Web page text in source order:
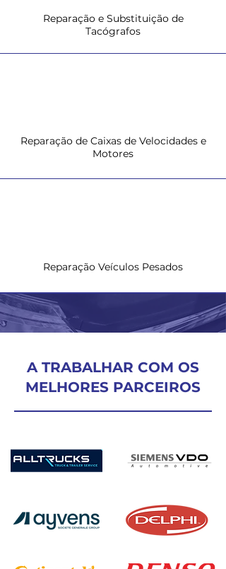
Reparação e Substituição de
Tacógrafos
Reparação de Caixas de Velocidades e
Motores
Reparação Veículos Pesados
A TRABALHAR COM OS
MELHORES PARCEIROS